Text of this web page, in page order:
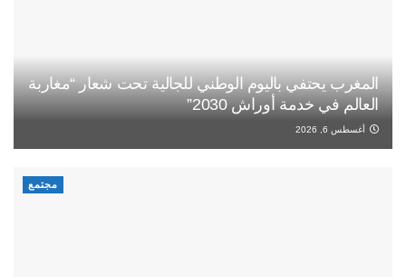
المغرب يحتفي باليوم الوطني للجالية تحت شعار “مغاربة
العالم في خدمة أوراش 2030”
أغسطس 6, 2026
مجتمع